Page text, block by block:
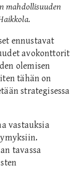
mahdollisuuden
ennustavat
avokonttorit
olemisen
tähän on
strategisessa
vastauksia
tavassa